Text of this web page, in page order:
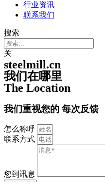
行业资讯
联系我们
搜索
关
steelmill.cn
我们在哪里
The Location
我们重视您的 每次反馈
怎么称呼
联系方式
您到讯息